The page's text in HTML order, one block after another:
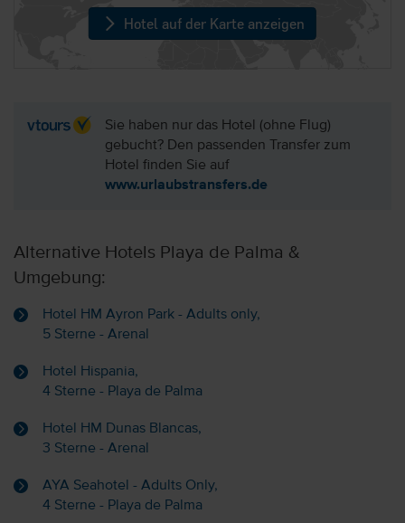
Hotel auf der Karte anzeigen
Sie haben nur das Hotel (ohne Flug)
gebucht? Den passenden Transfer zum
Hotel finden Sie auf
www.urlaubstransfers.de
Alternative Hotels Playa de Palma &
Umgebung:
Hotel HM Ayron Park - Adults only,
5 Sterne - Arenal
Hotel Hispania,
4 Sterne - Playa de Palma
Hotel HM Dunas Blancas,
3 Sterne - Arenal
AYA Seahotel - Adults Only,
4 Sterne - Playa de Palma